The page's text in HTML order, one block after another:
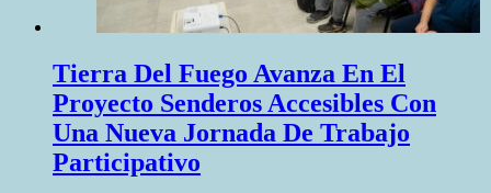
Tierra Del Fuego Avanza En El
Proyecto Senderos Accesibles Con
Una Nueva Jornada De Trabajo
Participativo